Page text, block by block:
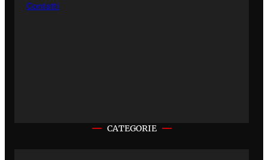
Contatti
CATEGORIE